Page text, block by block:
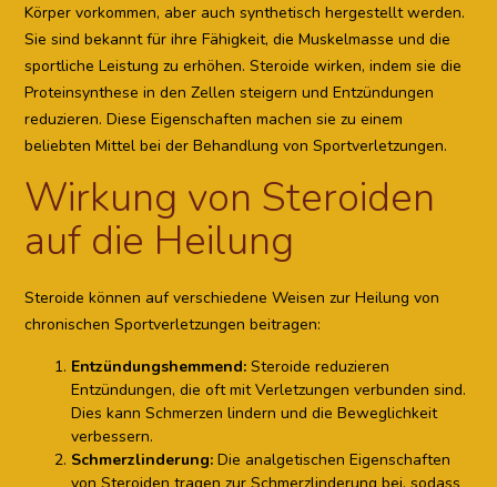
Körper vorkommen, aber auch synthetisch hergestellt werden.
Sie sind bekannt für ihre Fähigkeit, die Muskelmasse und die
sportliche Leistung zu erhöhen. Steroide wirken, indem sie die
Proteinsynthese in den Zellen steigern und Entzündungen
reduzieren. Diese Eigenschaften machen sie zu einem
beliebten Mittel bei der Behandlung von Sportverletzungen.
Wirkung von Steroiden
auf die Heilung
Steroide können auf verschiedene Weisen zur Heilung von
chronischen Sportverletzungen beitragen:
Entzündungshemmend: Steroide reduzieren
Entzündungen, die oft mit Verletzungen verbunden sind.
Dies kann Schmerzen lindern und die Beweglichkeit
verbessern.
Schmerzlinderung: Die analgetischen Eigenschaften